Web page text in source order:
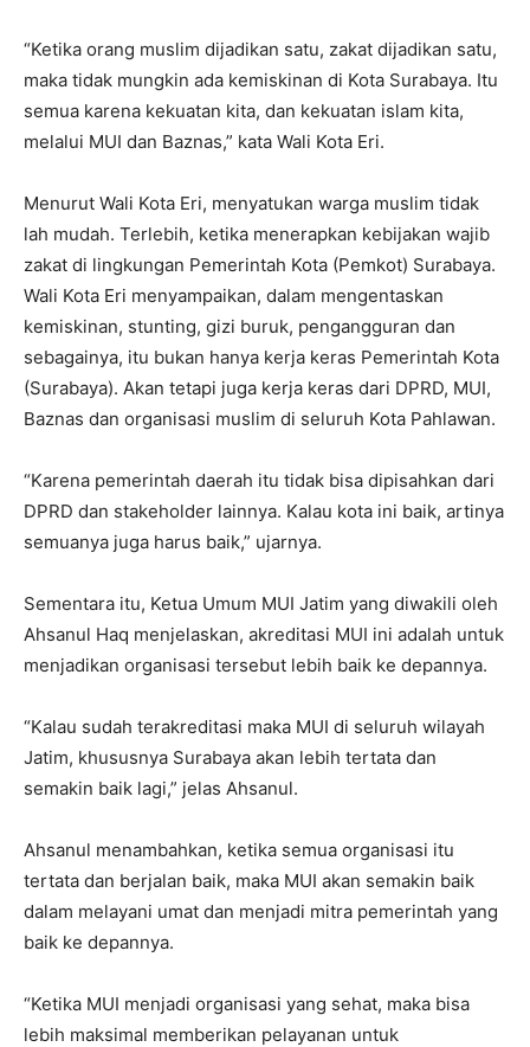
“Ketika orang muslim dijadikan satu, zakat dijadikan satu,
maka tidak mungkin ada kemiskinan di Kota Surabaya. Itu
semua karena kekuatan kita, dan kekuatan islam kita,
melalui MUI dan Baznas,” kata Wali Kota Eri.
Menurut Wali Kota Eri, menyatukan warga muslim tidak
lah mudah. Terlebih, ketika menerapkan kebijakan wajib
zakat di lingkungan Pemerintah Kota (Pemkot) Surabaya.
Wali Kota Eri menyampaikan, dalam mengentaskan
kemiskinan, stunting, gizi buruk, pengangguran dan
sebagainya, itu bukan hanya kerja keras Pemerintah Kota
(Surabaya). Akan tetapi juga kerja keras dari DPRD, MUI,
Baznas dan organisasi muslim di seluruh Kota Pahlawan.
“Karena pemerintah daerah itu tidak bisa dipisahkan dari
DPRD dan stakeholder lainnya. Kalau kota ini baik, artinya
semuanya juga harus baik,” ujarnya.
Sementara itu, Ketua Umum MUI Jatim yang diwakili oleh
Ahsanul Haq menjelaskan, akreditasi MUI ini adalah untuk
menjadikan organisasi tersebut lebih baik ke depannya.
“Kalau sudah terakreditasi maka MUI di seluruh wilayah
Jatim, khususnya Surabaya akan lebih tertata dan
semakin baik lagi,” jelas Ahsanul.
Ahsanul menambahkan, ketika semua organisasi itu
tertata dan berjalan baik, maka MUI akan semakin baik
dalam melayani umat dan menjadi mitra pemerintah yang
baik ke depannya.
“Ketika MUI menjadi organisasi yang sehat, maka bisa
lebih maksimal memberikan pelayanan untuk